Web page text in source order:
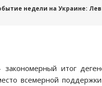
недели на Украине:
итог
всемерной